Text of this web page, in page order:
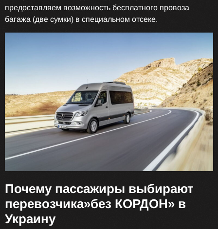
предоставляем возможность бесплатного провоза
багажа (две сумки) в специальном отсеке.
Почему пассажиры выбирают
перевозчика»без КОРДОН» в
Украину